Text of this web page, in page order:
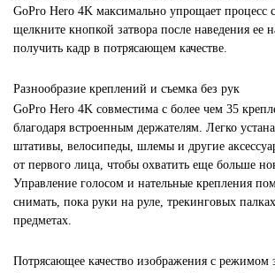
GoPro Hero 4K максимально упрощает процесс
щелкните кнопкой затвора после наведения ее
получить кадр в потрясающем качестве.
Разнообразие креплений и съемка без рук
GoPro Hero 4K совместима с более чем 35
благодаря встроенным держателям. Легко
штативы, велосипеды, шлемы и другие
от первого лица, чтобы охватить еще больше
Управление голосом и нательные крепления
снимать, пока руки на руле, трекинговых
предметах.
Потрясающее качество изображения с режимом